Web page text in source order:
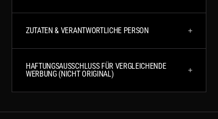
ZUTATEN & VERANTWORTLICHE PERSON
HAFTUNGSAUSSCHLUSS FÜR VERGLEICHENDE
WERBUNG (NICHT ORIGINAL)